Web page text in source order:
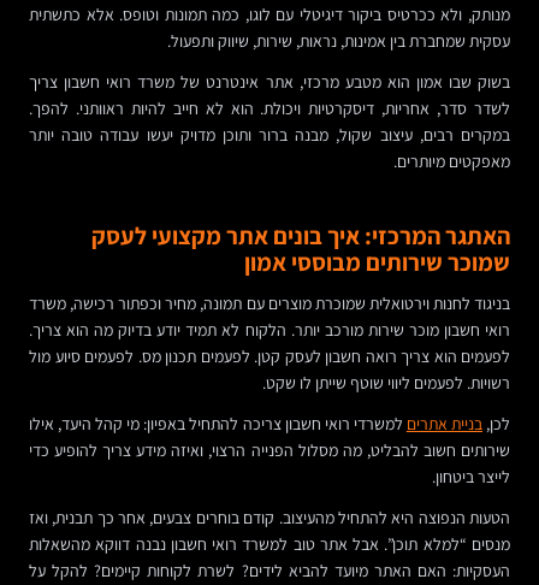
מנותק, ולא ככרטיס ביקור דיגיטלי עם לוגו, כמה תמונות וטופס. אלא כתשתית
עסקית שמחברת בין אמינות, נראות, שירות, שיווק ותפעול.
בשוק שבו אמון הוא מטבע מרכזי, אתר אינטרנט של משרד רואי חשבון צריך
לשדר סדר, אחריות, דיסקרטיות ויכולת. הוא לא חייב להיות ראוותני. להפך.
במקרים רבים, עיצוב שקול, מבנה ברור ותוכן מדויק יעשו עבודה טובה יותר
מאפקטים מיותרים.
האתגר המרכזי: איך בונים אתר מקצועי לעסק
שמוכר שירותים מבוססי אמון
בניגוד לחנות וירטואלית שמוכרת מוצרים עם תמונה, מחיר וכפתור רכישה, משרד
רואי חשבון מוכר שירות מורכב יותר. הלקוח לא תמיד יודע בדיוק מה הוא צריך.
לפעמים הוא צריך רואה חשבון לעסק קטן. לפעמים תכנון מס. לפעמים סיוע מול
רשויות. לפעמים ליווי שוטף שייתן לו שקט.
לכן,בניית אתרים למשרדי רואי חשבון צריכה להתחיל באפיון: מי קהל היעד, אילו
שירותים חשוב להבליט, מה מסלול הפנייה הרצוי, ואיזה מידע צריך להופיע כדי
לייצר ביטחון.
הטעות הנפוצה היא להתחיל מהעיצוב. קודם בוחרים צבעים, אחר כך תבנית, ואז
מנסים “למלא תוכן”. אבל אתר טוב למשרד רואי חשבון נבנה דווקא מהשאלות
העסקיות: האם האתר מיועד להביא לידים? לשרת לקוחות קיימים? להקל על